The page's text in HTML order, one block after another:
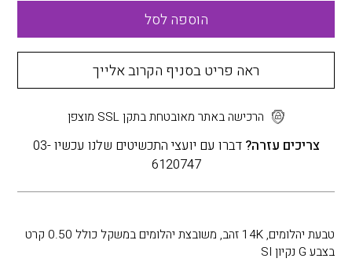
הוספה לסל
ראה פריט בסניף הקרוב אלייך
הרכישה באתר מאובטחת בתקן SSL מוצפן
צריכים עזרה?
דברו עם יועצי התכשיטים שלנו עכשיו 03-
6120747
טבעת יהלומים, 14K זהב, משובצת יהלומים במשקל כולל 0.50 קרט
בצבע G נקיון SI